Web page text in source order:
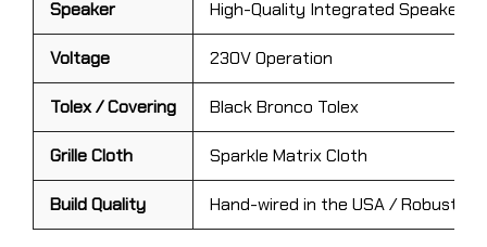
Speaker High-Quality Integrated Speaker
Voltage 230V Operation
Tolex / Covering Black Bronco Tolex
Grille Cloth Sparkle Matrix Cloth
Build Quality Hand-wired in the USA / Robust